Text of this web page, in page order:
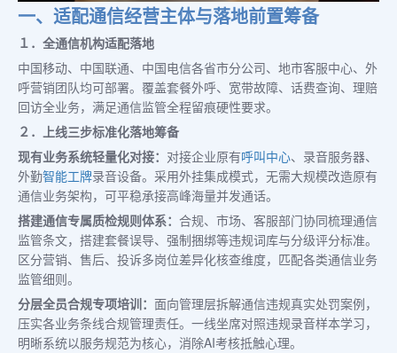
一、适配通信经营主体与落地前置筹备
１．全通信机构适配落地
中国移动、中国联通、中国电信各省市分公司、地市客服中心、外
呼营销团队均可部署。覆盖套餐外呼、宽带故障、话费查询、理赔
回访全业务，满足通信监管全程留痕硬性要求。
２．上线三步标准化落地筹备
现有业务系统轻量化对接： 对接企业原有呼叫中心、录音服务器、
外勤智能工牌录音设备。采用外挂集成模式，无需大规模改造原有
通信业务架构，可平稳承接高峰海量并发通话。
搭建通信专属质检规则体系： 合规、市场、客服部门协同梳理通信
监管条文，搭建套餐误导、强制捆绑等违规词库与分级评分标准。
区分营销、售后、投诉多岗位差异化核查维度，匹配各类通信业务
监管细则。
分层全员合规专项培训： 面向管理层拆解通信违规真实处罚案例，
压实各业务条线合规管理责任。一线坐席对照违规录音样本学习，
明晰系统以服务规范为核心，消除AI考核抵触心理。